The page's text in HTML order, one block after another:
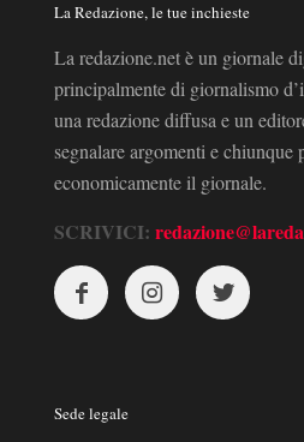
La Redazione, le tue inchieste
La redazione.net è un giornale
principalmente di giornalismo
una redazione diffusa e un
segnalare argomenti e chiunque
economicamente il giornale.
SCRIVICI:
Sede legale